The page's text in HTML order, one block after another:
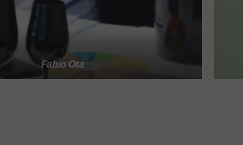
Fabio Ota